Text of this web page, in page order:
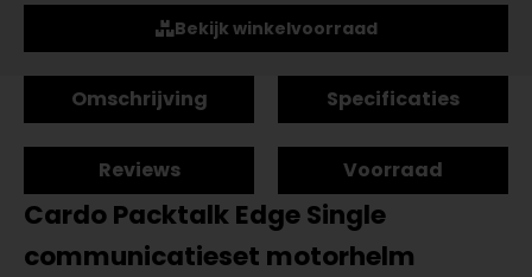
Bekijk winkelvoorraad
Omschrijving Specificaties
Reviews Voorraad
Cardo Packtalk Edge Single
communicatieset motorhelm